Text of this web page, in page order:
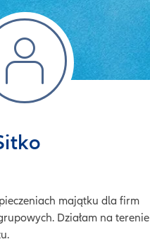
majątku dla firm
Działam na terenie